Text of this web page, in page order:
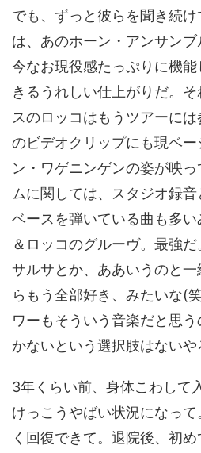
でも、ずっと彼らを聞き続
は、あのホーン・アンサン
今なお現役感たっぷりに機
きるうれしい仕上がりだ。
スのロッコはもうツアーに
のビデオクリップにも現ベ
ン・ワゲニンゲンの姿が映
ムに関しては、スタジオ録
ベースを弾いている曲も多
＆ロッコのグルーヴ。最強だ
サルサとか、ああいうのと
らもう全部好き、みたいな(
ワーもそういう音楽だと思
かないという選択肢はない
3年くらい前、身体こわして
けっこうやばい状況になっ
く回復できて。退院後、初